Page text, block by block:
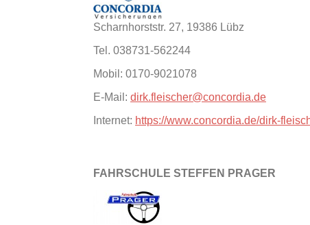
Scharnhorststr. 27, 19386 Lübz
Tel. 038731-562244
Mobil: 0170-9021078
E-Mail: dirk.fleischer@concordia.de
Internet: https://www.concordia.de/dirk-
FAHRSCHULE STEFFEN PRAGER